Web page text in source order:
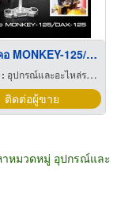
ชุดแผงคอ MONKEY-125/DAX-125
อุปกรณ์และอะไหล่รถจักรยานยนต์และรถสกูตเตอร์
ติดต่อผู้ขาย
าหมวดหมู่ อุปกรณ์และ